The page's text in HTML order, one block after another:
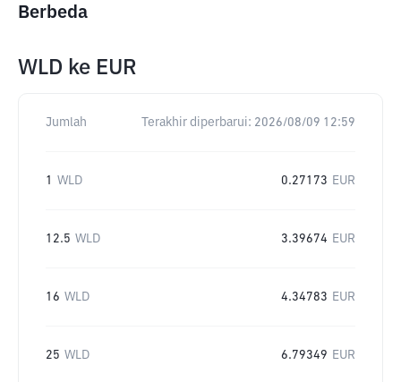
Berbeda
WLD ke EUR
Jumlah Terakhir diperbarui: 2026/08/09 12:59
1 WLD 0.27173 EUR
12.5 WLD 3.39674 EUR
16 WLD 4.34783 EUR
25 WLD 6.79349 EUR